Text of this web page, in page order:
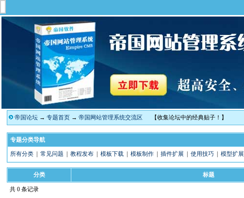
帝国论坛→ 专题首页→ 帝国网站管理系统交流区 【收集论坛中的经典贴子！】
专题分类导航
所有分类| 常见问题 教程发布| 模板下载| 模板制作| 插件扩展 使用技巧| 模型扩展
分类 标题
共 0 条记录